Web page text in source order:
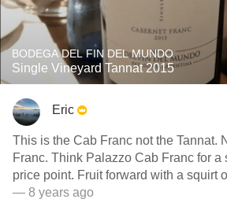
BODEGA DEL FIN DEL MUNDO
Single Vineyard Tannat 2015
Eric
This is the Cab Franc not the Tannat.
Franc. Think Palazzo Cab Franc for a
price point. Fruit forward with a squirt
— 8 years ago